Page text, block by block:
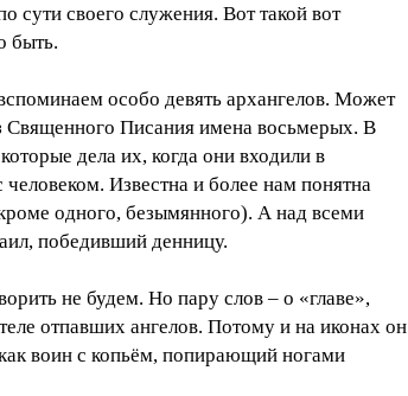
сути своего служения. Вот такой вот
быть.
особо девять архангелов. Может
Священного Писания имена восьмерых. В
дела их, когда они входили в
человеком. Известна и более нам понятна
одного, безымянного). А над всеми
победивший денницу.
не будем. Но пару слов – о «главе»,
отпавших ангелов. Потому и на иконах он
воин с копьём, попирающий ногами